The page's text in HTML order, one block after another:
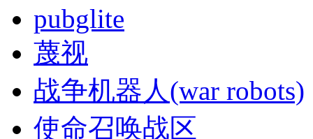
pubglite
蔑视
战争机器人(war robots)
使命召唤战区